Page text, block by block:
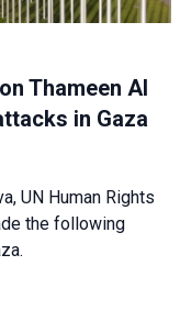
Thameen Al
in Gaza
UN Human Rights
the following